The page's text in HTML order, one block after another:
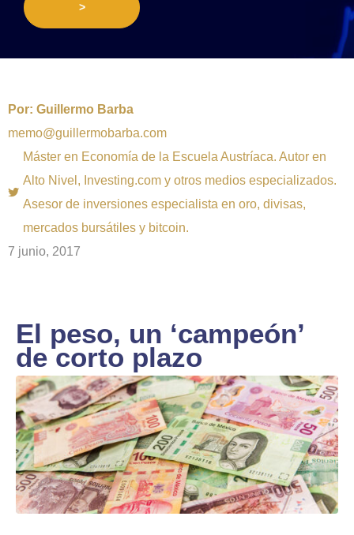
>
Por: Guillermo Barba
memo@guillermobarba.com
Máster en Economía de la Escuela Austríaca. Autor en
Alto Nivel, Investing.com y otros medios especializados.
Asesor de inversiones especialista en oro, divisas,
mercados bursátiles y bitcoin.
7 junio, 2017
El peso, un ‘campeón’
de corto plazo